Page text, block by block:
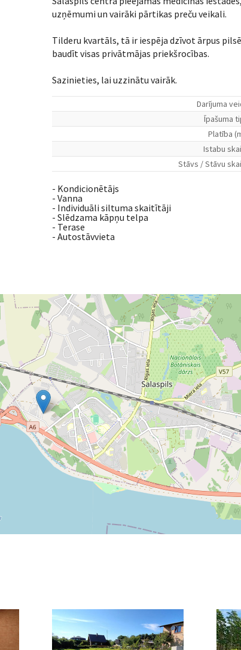
uzņēmumi un vairāki pārtikas preču veikali.
Tilderu kvartāls, tā ir iespēja dzīvot ārpus
baudīt visas privātmājas priekšrocības.
Sazinieties, lai uzzinātu vairāk.
Darījuma
Īpašuma
Platība
Istabu
Stāvs / Stāvu
- Kondicionētājs
- Vanna
- Individuāli siltuma skaitītāji
- Slēdzama kāpņu telpa
- Terase
- Autostāvvieta